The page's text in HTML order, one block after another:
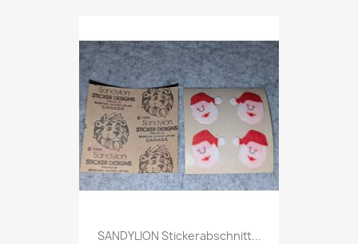
SANDYLION Stickerabschnitt...